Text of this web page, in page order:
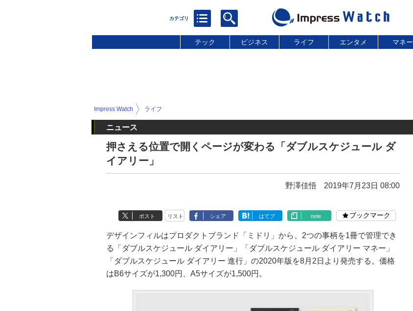
テック ビジネス ライフ エンタメ マネー
Impress Watch ライフ
ニュース
押さえる位置で開くページが変わる「ダブルスケジュール ダ
イアリー」
野澤佳悟 2019年7月23日 08:00
ポスト リスト シェア はてブ note ブックマーク
デザインフィルはプロダクトブランド「ミドリ」から、2つの事柄を1冊で管理でき
る「ダブルスケジュール ダイアリー」「ダブルスケジュール ダイアリー マネー」
「ダブルスケジュール ダイアリー 進行」の2020年版を8月2日より発売する。価格
はB6サイズが1,300円、A5サイズが1,500円。